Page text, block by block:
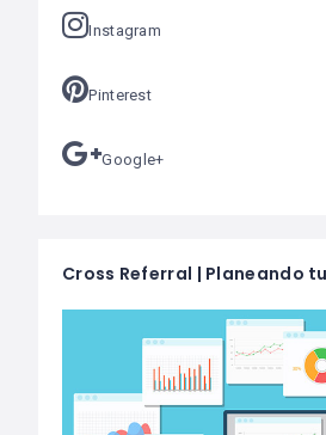
Instagram
Pinterest
Google+
Cross Referral | Planeando